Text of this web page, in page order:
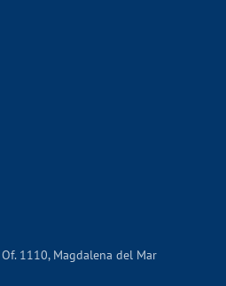
1110, Magdalena del Mar